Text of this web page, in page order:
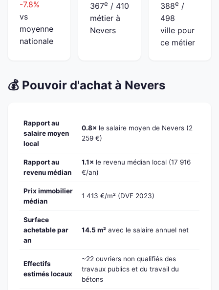
-7.8%
vs
moyenne
nationale
367e / 410
métier à
Nevers
388e /
498
ville pour
ce métier
💰 Pouvoir d'achat à Nevers
Rapport au
salaire moyen
local
0.8× le salaire moyen de Nevers (2
259 €)
Rapport au
revenu médian
1.1× le revenu médian local (17 916
€/an)
Prix immobilier
médian
1 413 €/m² (DVF 2023)
Surface
achetable par
an
14.5 m² avec le salaire annuel net
Effectifs
estimés locaux
~22 ouvriers non qualifiés des
travaux publics et du travail du
bétons